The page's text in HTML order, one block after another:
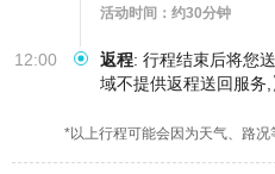
活动时间：约30分钟
12:00 返程: 行程结束后将您
域不提供返程送回服务,
*以上行程可能会因为天气、路况